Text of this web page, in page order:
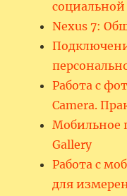
социальной
Nexus 7:
Работа с
Camera.
Мобильное
Gallery
Работа с
для